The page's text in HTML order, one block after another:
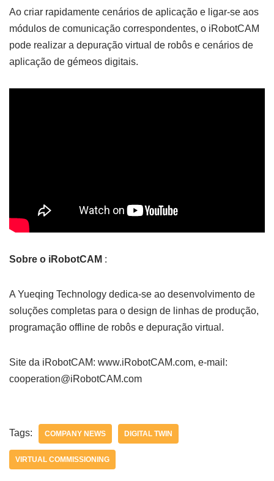
Ao criar rapidamente cenários de aplicação e ligar-se aos
módulos de comunicação correspondentes, o iRobotCAM
pode realizar a depuração virtual de robôs e cenários de
aplicação de gémeos digitais.
Sobre o iRobotCAM :
A Yueqing Technology dedica-se ao desenvolvimento de
soluções completas para o design de linhas de produção,
programação offline de robôs e depuração virtual.
Site da iRobotCAM: www.iRobotCAM.com, e-mail:
cooperation@iRobotCAM.com
Tags: COMPANY NEWS DIGITAL TWIN
VIRTUAL COMMISSIONING